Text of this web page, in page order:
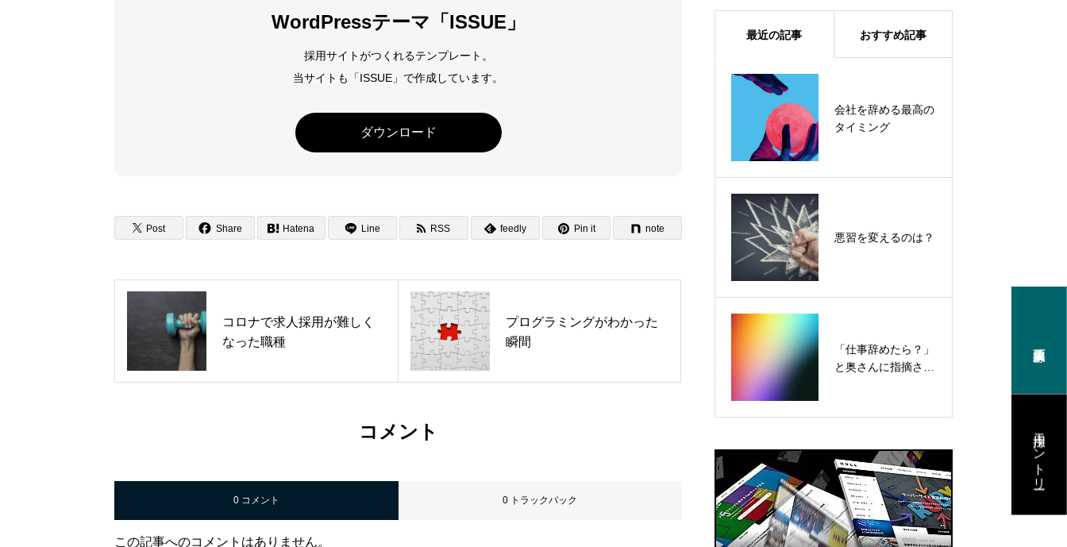
頭で思い描くイメージを実現する
信頼を土台にしたリモートワークチーム
「端を楽にする」生き方ができる会社
デザインプラス社長の考えを知る
NEWS
採用サイトからのお知らせ
採用エントリー
WordPressテーマ「ISSUE」
採用サイトがつくれるテンプレート。
当サイトも「ISSUE」で作成しています。
ダウンロード
Post Share Hatena Line RSS feedly Pin it note
コロナで求人採用が難しく
なった職種
プログラミングがわかった
瞬間
コメント
0 コメント 0 トラックバック
この記事へのコメントはありません。
最近の記事 おすすめ記事
会社を辞める最高の
タイミング
悪習を変えるのは？
「仕事辞めたら？」
と奥さんに指摘され
「やらされている仕
事」を卒業する
ダイバーシティはな
ぜ広まらないのか
リモートワークで仕
事モードに切り替え